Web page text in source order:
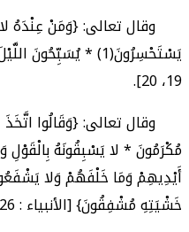
19، 20].
وقال تعالى: {وَقَالُوا اتَّخَذَ
مُكْرَمُونَ * لا يَسْبِقُونَهُ
أَيْدِيهِمْ وَمَا خَلْفَهُمْ وَلا
خَشْيَتِهِ مُشْفِقُونَ} [الأنبياء : 26-27- 28].